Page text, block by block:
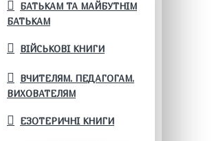
БАТЬКАМ ТА МАЙБУТНІМ
БАТЬКАМ
ВІЙСЬКОВІ КНИГИ
ВЧИТЕЛЯМ. ПЕДАГОГАМ.
ВИХОВАТЕЛЯМ
ЕЗОТЕРИЧНІ КНИГИ